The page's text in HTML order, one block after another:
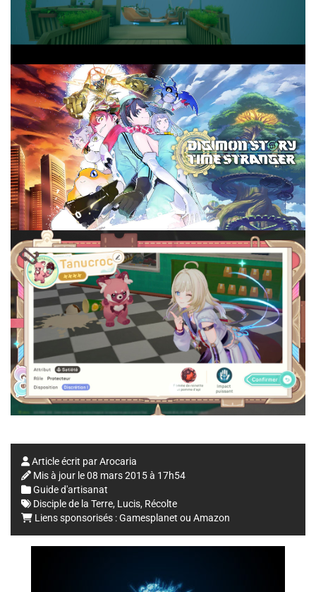
Article écrit parArocaria
Mis à jour le08 mars 2015 à 17h54
Guide d'artisanat
Disciple de la Terre, Lucis, Récolte
Liens sponsorisés :Gamesplanet ou Amazon